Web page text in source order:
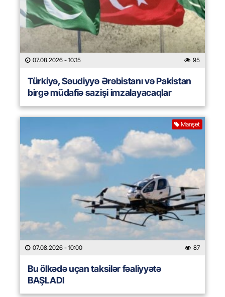
07.08.2026 - 10:15 95
Türkiyə, Səudiyyə Ərəbistanı və Pakistan
birgə müdafiə sazişi imzalayacaqlar
Manşet
07.08.2026 - 10:00 87
Bu ölkədə uçan taksilər fəaliyyətə
BAŞLADI